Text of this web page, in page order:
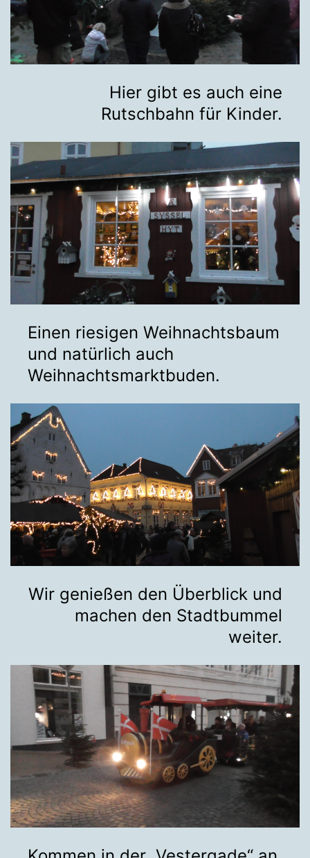
Hier gibt es auch eine
Rutschbahn für Kinder.
Einen riesigen Weihnachtsbaum
und natürlich auch
Weihnachtsmarktbuden.
Wir genießen den Überblick und
machen den Stadtbummel
weiter.